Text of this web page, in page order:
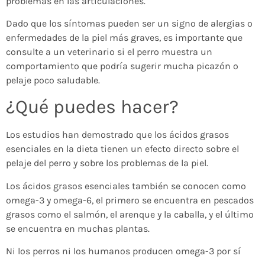
Dado que los síntomas pueden ser un signo de alergias o
enfermedades de la piel más graves, es importante que
consulte a un veterinario si el perro muestra un
comportamiento que podría sugerir mucha picazón o
pelaje poco saludable.
¿Qué puedes hacer?
Los estudios han demostrado que los ácidos grasos
esenciales en la dieta tienen un efecto directo sobre el
pelaje del perro y sobre los problemas de la piel.
Los ácidos grasos esenciales también se conocen como
omega-3 y omega-6, el primero se encuentra en pescados
grasos como el salmón, el arenque y la caballa, y el último
se encuentra en muchas plantas.
Ni los perros ni los humanos producen omega-3 por sí